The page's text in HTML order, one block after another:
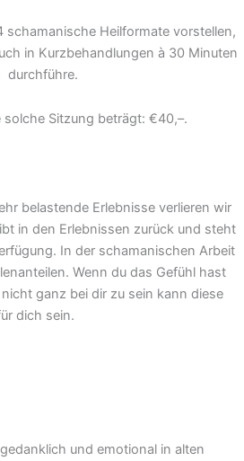
schamanische Heilformate vorstellen,
in Kurzbehandlungen à 30 Minuten
durchführe.
solche Sitzung beträgt: €40,–.
belastende Erlebnisse verlieren wir
in den Erlebnissen zurück und steht
In der schamanischen Arbeit
Wenn du das Gefühl hast
ganz bei dir zu sein kann diese
dich sein.
und emotional in alten